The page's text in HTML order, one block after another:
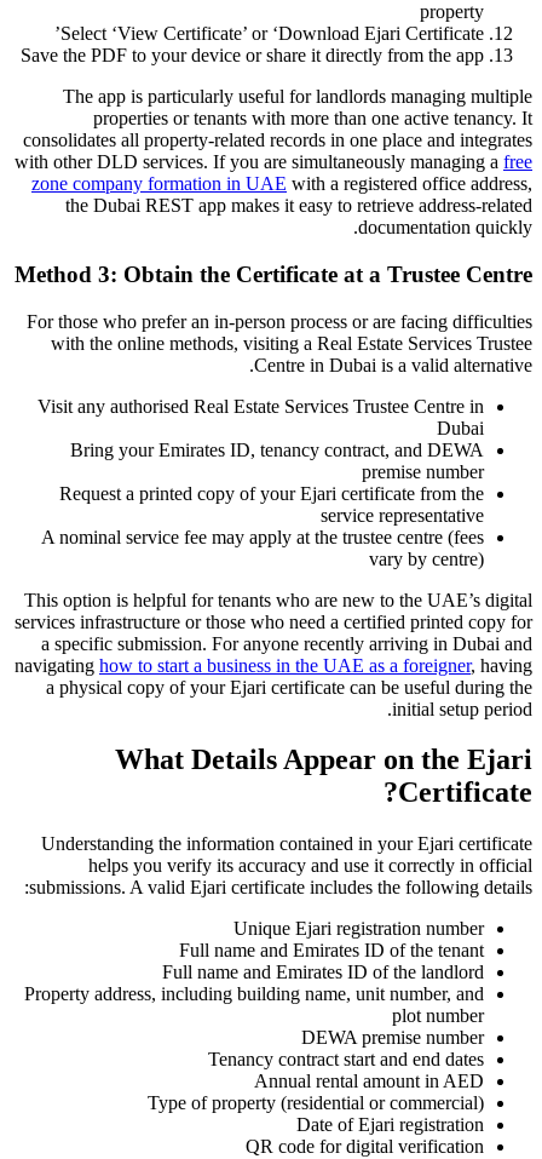
property
Select ‘View Certificate’ or ‘Download Ejari Certificate’
Save the PDF to your device or share it directly from the app
The app is particularly useful for landlords managing multiple
properties or tenants with more than one active tenancy. It
consolidates all property-related records in one place and integrates
with other DLD services. If you are simultaneously managing a free
zone company formation in UAE with a registered office address,
the Dubai REST app makes it easy to retrieve address-related
documentation quickly.
Method 3: Obtain the Certificate at a Trustee Centre
For those who prefer an in-person process or are facing difficulties
with the online methods, visiting a Real Estate Services Trustee
Centre in Dubai is a valid alternative.
Visit any authorised Real Estate Services Trustee Centre in
Dubai
Bring your Emirates ID, tenancy contract, and DEWA
premise number
Request a printed copy of your Ejari certificate from the
service representative
A nominal service fee may apply at the trustee centre (fees
vary by centre)
This option is helpful for tenants who are new to the UAE’s digital
services infrastructure or those who need a certified printed copy for
a specific submission. For anyone recently arriving in Dubai and
navigating how to start a business in the UAE as a foreigner, having
a physical copy of your Ejari certificate can be useful during the
initial setup period.
What Details Appear on the Ejari
Certificate?
Understanding the information contained in your Ejari certificate
helps you verify its accuracy and use it correctly in official
submissions. A valid Ejari certificate includes the following details:
Unique Ejari registration number
Full name and Emirates ID of the tenant
Full name and Emirates ID of the landlord
Property address, including building name, unit number, and
plot number
DEWA premise number
Tenancy contract start and end dates
Annual rental amount in AED
Type of property (residential or commercial)
Date of Ejari registration
QR code for digital verification